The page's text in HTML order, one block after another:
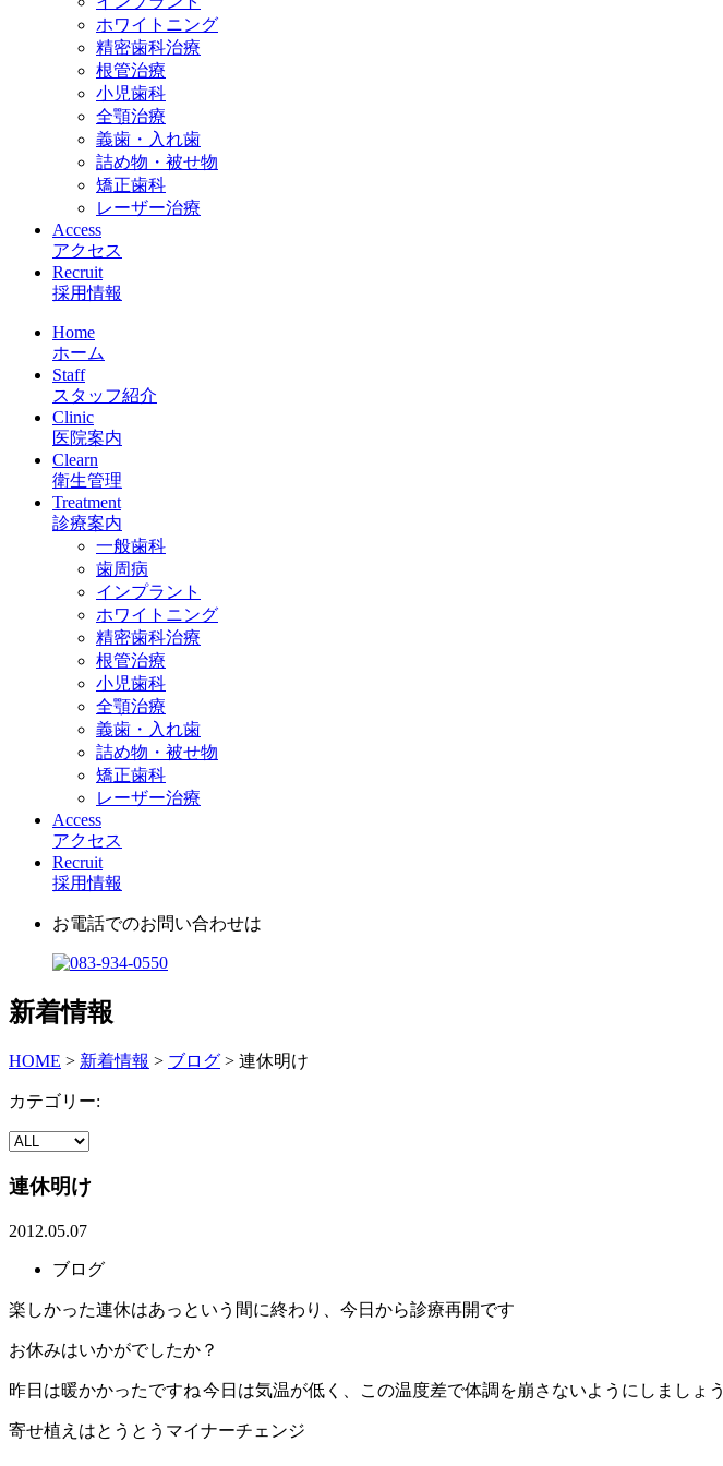
ホワイトニング
精密歯科治療
根管治療
小児歯科
全顎治療
義歯・入れ歯
詰め物・被せ物
矯正歯科
レーザー治療
Access
アクセス
Recruit
採用情報
Home
ホーム
Staff
スタッフ紹介
Clinic
医院案内
Clearn
衛生管理
Treatment
診療案内
一般歯科
歯周病
インプラント
ホワイトニング
精密歯科治療
根管治療
小児歯科
全顎治療
義歯・入れ歯
詰め物・被せ物
矯正歯科
レーザー治療
Access
アクセス
Recruit
採用情報
お電話でのお問い合わせは
新着情報
HOME > 新着情報 > ブログ > 連休明け
カテゴリー:
連休明け
2012.05.07
ブログ
楽しかった連休はあっという間に終わり、今日から診療再開です
お休みはいかがでしたか？
昨日は暖かかったですね今日は気温が低く、この温度差で体調を崩さないようにしましょう
寄せ植えはとうとうマイナーチェンジ